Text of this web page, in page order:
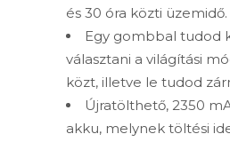
és 30 óra közti üzemidő.
Egy gombbal tudod
választani a világítási
közt, illetve le tudod
Újratölthető, 2350
akku, melynek töltési